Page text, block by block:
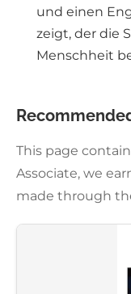
und einen
zeigt, der die
Menschheit
This page
Associate, we
made through